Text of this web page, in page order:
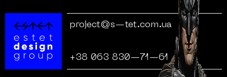
project@s—tet.com.ua
+38 063 830—71—61